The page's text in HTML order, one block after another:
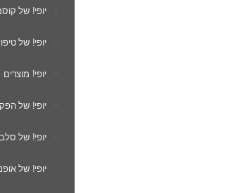
יופי! של
יופי! של
יופי!
יופי! של
יופי! של
יופי! של